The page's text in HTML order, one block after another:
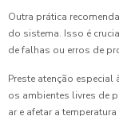
Outra prática
do sistema. Isso é
de falhas ou erros de
Preste atenção especial
os ambientes livres de
ar e afetar a